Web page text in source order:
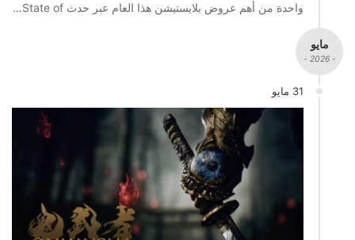
واحدة من أهم عروض بلايستيشن هذا العام عبر حدث State of…
مايو
- 2026 -
31 مايو